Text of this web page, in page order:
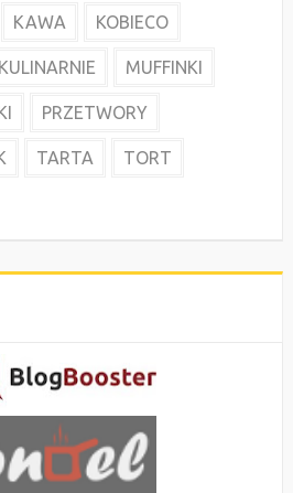
KAWA KOBIECO
KULINARNIE MUFFINKI
PRZETWORY
TARTA TORT